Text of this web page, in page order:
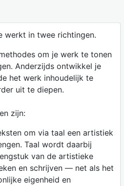
werkt in twee richtingen.
om je werk te tonen
Anderzijds ontwikkel je
het werk inhoudelijk te
uit te diepen.
zijn:
om via taal een artistiek
Taal wordt daarbij
van de artistieke
en schrijven — net als het
eigenheid en